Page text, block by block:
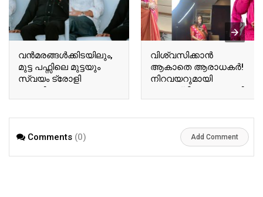
വന്‍മരങ്ങള്‍ക്കിടയിലും,
മുട്ട പഫ്സിലെ മുട്ടയും
സ്വയം ട്രോളി
ബേസിലും
ടോവിനോയും!
Viral Photo
വിശ്വസിക്കാൻ
ആകാതെ ആരാധകർ!
നിറവയറുമായി
അനുശ്രീ! വൈറലായി
അനുശ്രീയുടെ പുതിയ
Ausree Viral Photo
Comments (0) Add Comment